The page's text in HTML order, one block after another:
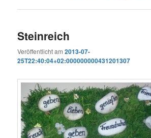
Steinreich
Veröffentlicht am2013-07-
25T22:40:04+02:000000000431201307